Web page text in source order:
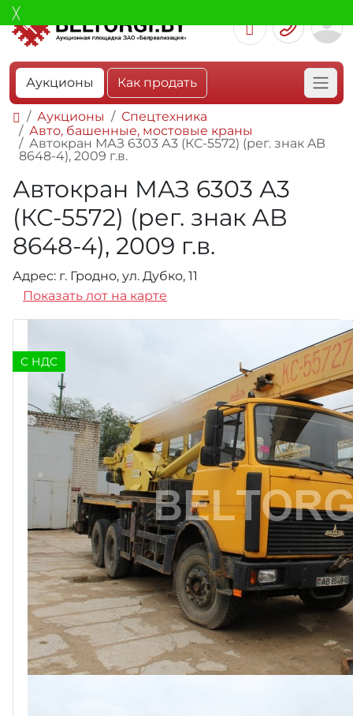
Аукционы Как продать
Аукционы
Спецтехника
Авто, башенные, мостовые краны
Автокран МАЗ 6303 А3 (КС-5572) (рег. знак AB
8648-4), 2009 г.в.
Автокран МАЗ 6303 А3
(КС-5572) (рег. знак AB
8648-4), 2009 г.в.
Адрес: г. Гродно, ул. Дубко, 11
Показать лот на карте
C НДС